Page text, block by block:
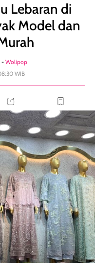
Lebaran di
Model dan
-Wolipop
WIB